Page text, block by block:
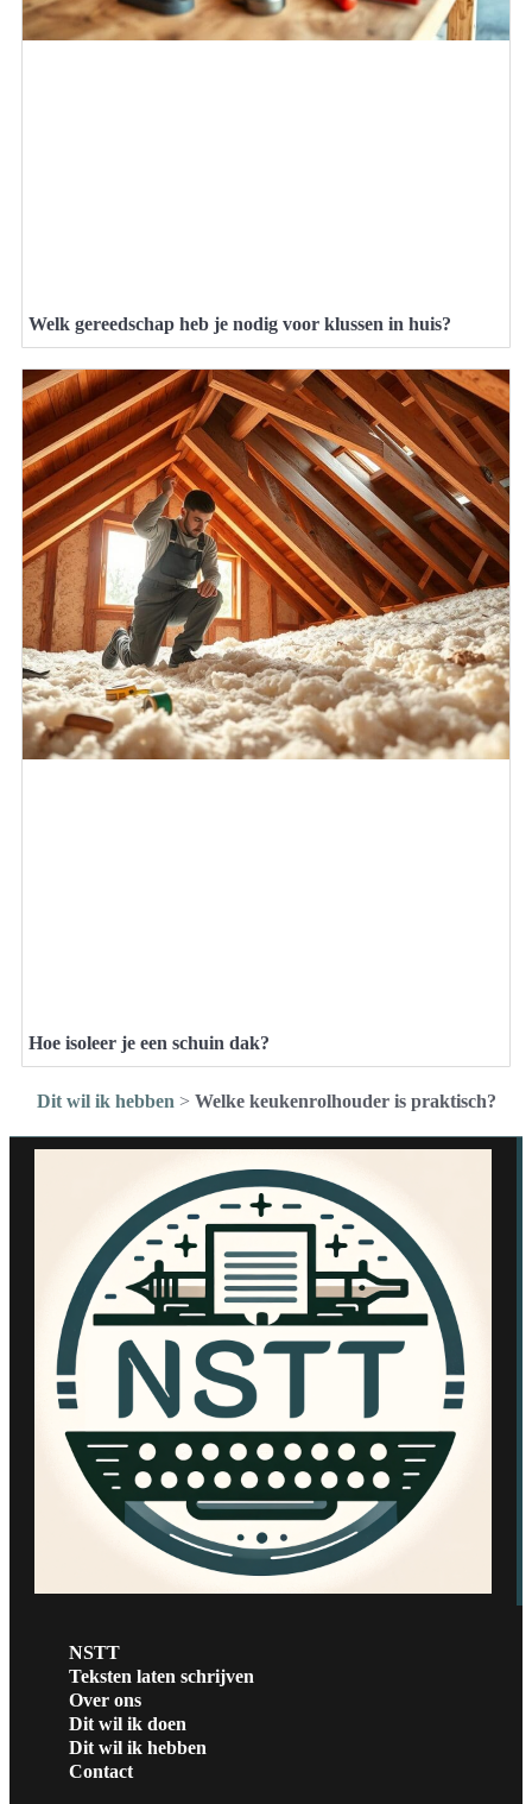
Welk gereedschap heb je nodig voor klussen in huis?
Hoe isoleer je een schuin dak?
Dit wil ik hebben > Welke keukenrolhouder is praktisch?
NSTT
Teksten laten schrijven
Over ons
Dit wil ik doen
Dit wil ik hebben
Contact